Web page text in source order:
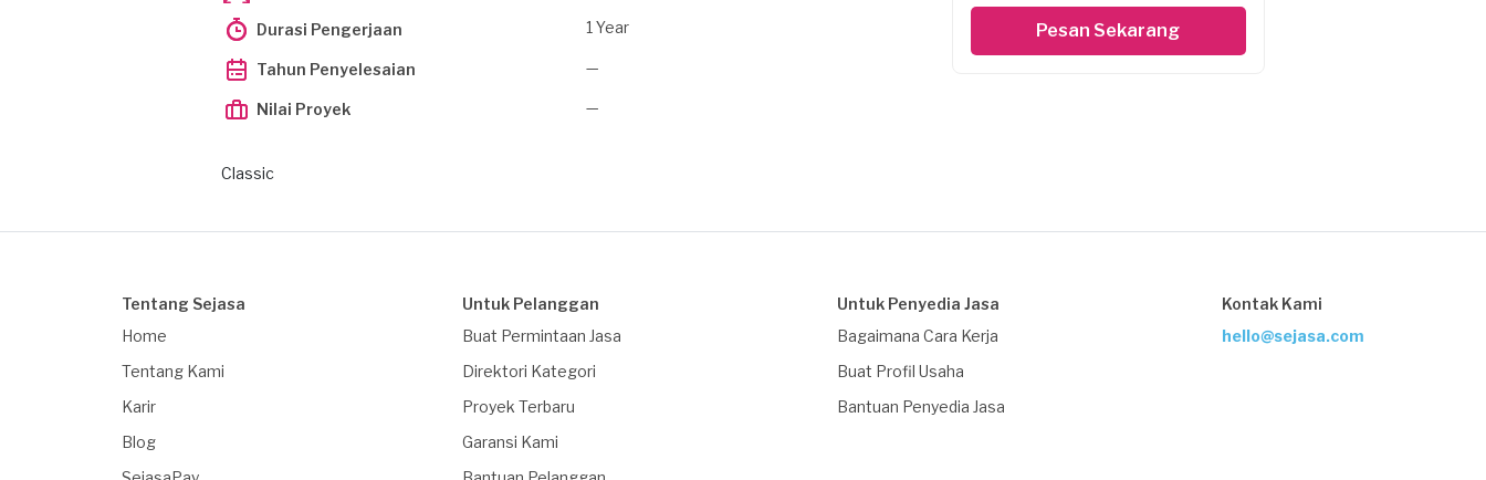
Durasi Pengerjaan 1 Year
Tahun Penyelesaian —
Nilai Proyek —
Classic
Pesan Sekarang
Tentang Sejasa
Home
Tentang Kami
Karir
Blog
Untuk Pelanggan
Buat Permintaan Jasa
Direktori Kategori
Proyek Terbaru
Garansi Kami
Untuk Penyedia Jasa
Bagaimana Cara Kerja
Buat Profil Usaha
Bantuan Penyedia Jasa
Kontak Kami
hello@sejasa.com